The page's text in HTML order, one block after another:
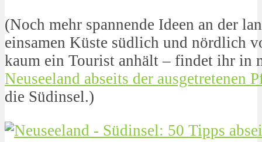
(Noch mehr spannende Ideen an der
einsamen Küste südlich und nördlich
kaum ein Tourist anhält – findet ihr in
Neuseeland abseits der ausgetretenen
die Südinsel.)